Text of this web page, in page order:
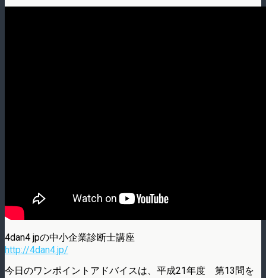
4dan4 jpの中小企業診断士講座
http://4dan4.jp/
今日のワンポイントアドバイスは、平成21年度 第13問を